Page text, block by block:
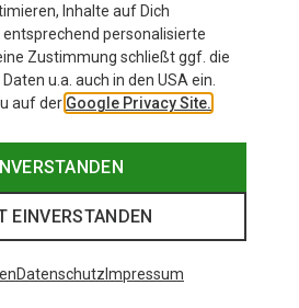
Inhalte auf Dich
personalisierte
Zustimmung schließt ggf. die
u.a. auch in den USA ein.
auf der Google Privacy Site.
EINVERSTANDEN
Datenschutz Impressum